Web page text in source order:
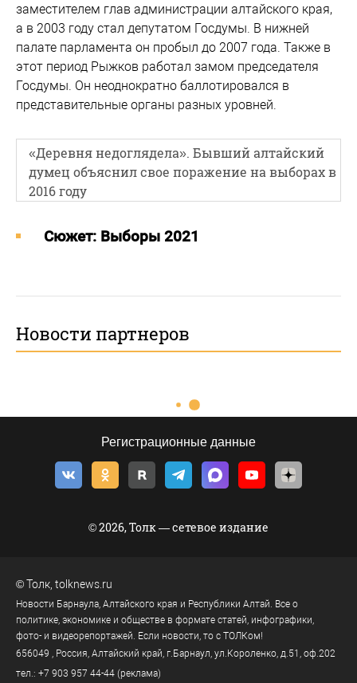
заместителем глав администрации алтайского края,
а в 2003 году стал депутатом Госдумы. В нижней
палате парламента он пробыл до 2007 года. Также в
этот период Рыжков работал замом председателя
Госдумы. Он неоднократно баллотировался в
представительные органы разных уровней.
«Деревня недоглядела». Бывший алтайский
думец объяснил свое поражение на выборах в
2016 году
Cюжет: Выборы 2021
Новости партнеров
Регистрационные данные
© 2026, Толк — сетевое издание
©Толк tolknews.ru
Новости Барнаула, Алтайского края и Республики Алтай. Все о
политике, экономике и обществе в формате статей, инфографики,
фото- и видеорепортажей. Если новости, то с ТОЛКом!
656049
, Россия, Алтайский край, г. Барнаул ул.Короленко, д.51, оф.202
тел.: +7 903 957 44-44 (реклама)